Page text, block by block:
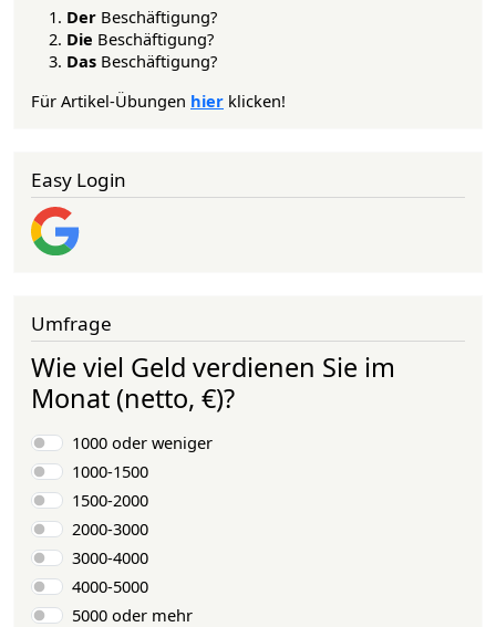
Der Beschäftigung?
Die Beschäftigung?
Das Beschäftigung?
Für Artikel-Übungen hier klicken!
Easy Login
Umfrage
Wie viel Geld verdienen Sie im
Monat (netto, €)?
Auswahlmöglichkeiten
1000 oder weniger
1000-1500
1500-2000
2000-3000
3000-4000
4000-5000
5000 oder mehr